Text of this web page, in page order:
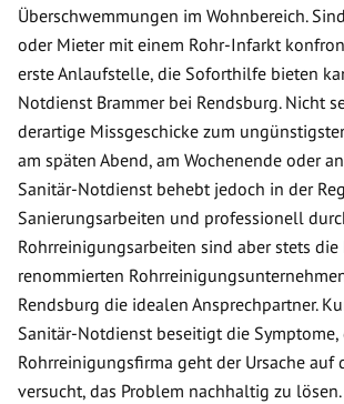
Überschwemmungen im Wohnbereich.
oder Mieter mit einem Rohr-Infarkt
erste Anlaufstelle, die Soforthilfe bieten
Notdienst Brammer bei Rendsburg. Nicht
derartige Missgeschicke zum
am späten Abend, am Wochenende oder
Sanitär-Notdienst behebt jedoch in der
Sanierungsarbeiten und professionell
Rohrreinigungsarbeiten sind aber stets die
renommierten
Rendsburg die idealen Ansprechpartner.
Sanitär-Notdienst beseitigt die Symptome,
Rohrreinigungsfirma geht der Ursache auf
versucht, das Problem nachhaltig zu lösen.